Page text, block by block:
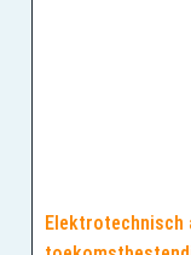
Elektrotechnisch